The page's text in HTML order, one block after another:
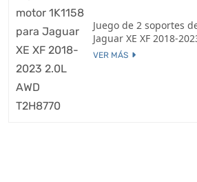
Juego de 2 soportes
Jaguar XE XF 2018-
VER MÁS